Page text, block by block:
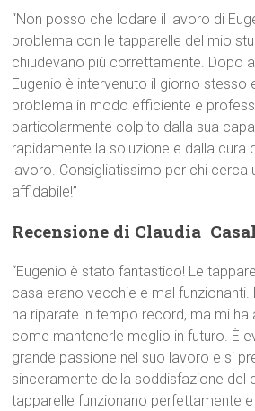
“Non posso che lodare il lavoro di
problema con le tapparelle del mio
chiudevano più correttamente. Dopo
Eugenio è intervenuto il giorno stesso
problema in modo efficiente e
particolarmente colpito dalla sua
rapidamente la soluzione e dalla cura
lavoro. Consigliatissimo per chi cerca
affidabile!”
Recensione di Claudia 
“Eugenio è stato fantastico! Le
casa erano vecchie e mal funzionanti.
ha riparate in tempo record, ma mi ha
come mantenerle meglio in futuro. È
grande passione nel suo lavoro e si
sinceramente della soddisfazione del
tapparelle funzionano perfettamente